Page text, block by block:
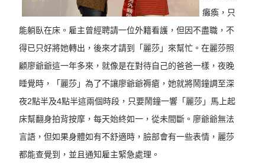
癱瘓，只
能躺臥在床。雇主曾經聘請一位外籍看護，但因不盡職，不
得已只好將她轉出，後來才請到「麗莎」來幫忙。在麗莎照
顧廖爺爺這一年多來，就像是在對待自己的爸爸一樣，夜晚
睡覺時，「麗莎」為了不讓廖爺爺褥瘡，她就將鬧鐘調至深
夜2點半及4點半這兩個時段，只要鬧鐘一響「麗莎」馬上起
床幫翻身拍背按摩，每天始終如一，從未間斷。廖爺爺無法
言語，但如果身體如有不舒適時，臉部會有一些表情，麗莎
都能查覺到，並且通知雇主緊急處理。